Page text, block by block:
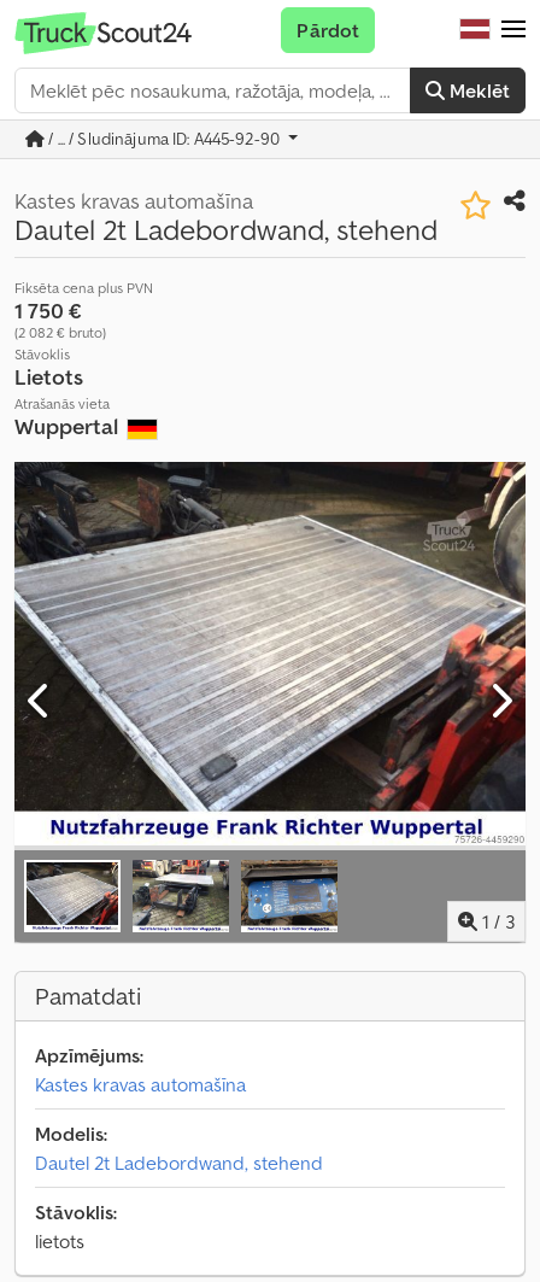
Meklēt
Pārdot
/ ... / Sludinājuma ID: A445-92-90
Kastes kravas automašīna
Dautel 2t Ladebordwand, stehend
Fiksēta cena plus PVN
1 750 €
(2 082 € bruto)
Stāvoklis
Lietots
Atrašanās vieta
Wuppertal
1 / 3
Pamatdati
Apzīmējums:
Kastes kravas automašīna
Modelis:
Dautel 2t Ladebordwand, stehend
Stāvoklis:
lietots